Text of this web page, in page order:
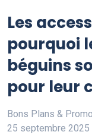
Les
pourquoi
béguins
pour leur
Bons Plans &
25 septembre 2025